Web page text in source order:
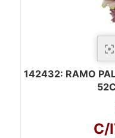
142432: RAMO
C/